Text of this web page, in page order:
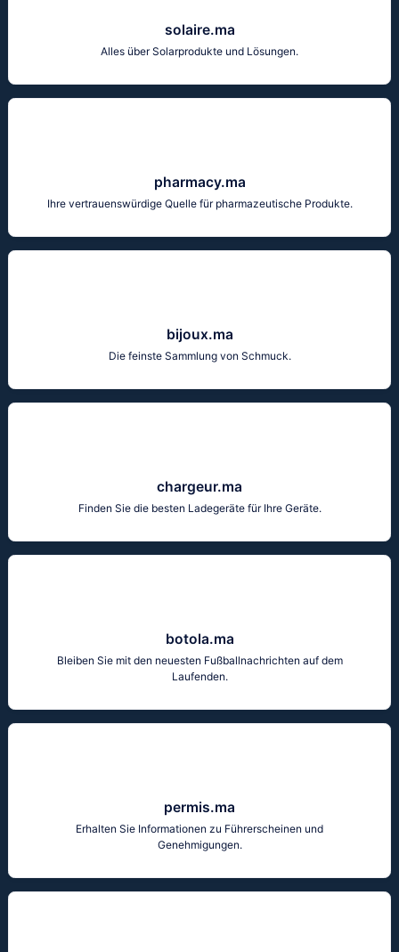
solaire.ma
Alles über Solarprodukte und Lösungen.
pharmacy.ma
Ihre vertrauenswürdige Quelle für pharmazeutische Produkte.
bijoux.ma
Die feinste Sammlung von Schmuck.
chargeur.ma
Finden Sie die besten Ladegeräte für Ihre Geräte.
botola.ma
Bleiben Sie mit den neuesten Fußballnachrichten auf dem
Laufenden.
permis.ma
Erhalten Sie Informationen zu Führerscheinen und
Genehmigungen.